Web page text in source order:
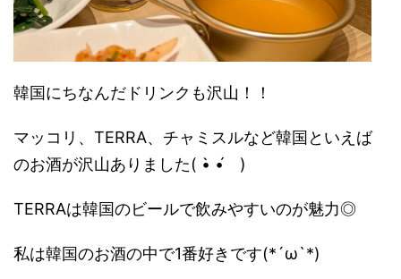
韓国にちなんだドリンクも沢山！！
マッコリ、TERRA、チャミスルなど韓国といえば
のお酒が沢山ありました( •̀ •́ゞ)
TERRAは韓国のビールで飲みやすいのが魅力◎
私は韓国のお酒の中で1番好きです(*´ω`*)